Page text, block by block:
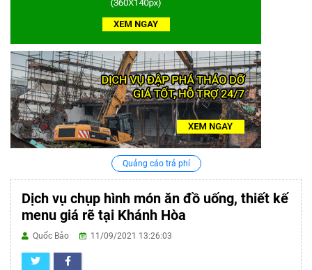
Quảng cáo trả phí
Dịch vụ chụp hình món ăn đồ uống, thiết kế
menu giá rẽ tại Khánh Hòa
Quốc Bảo 11/09/2021 13:26:03